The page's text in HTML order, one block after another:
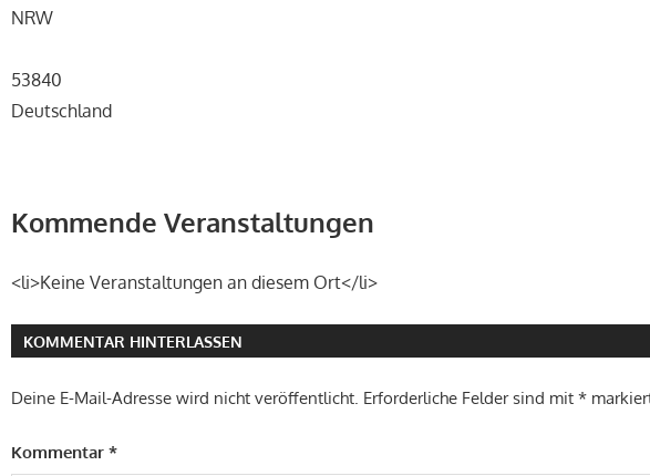
NRW
53840
Deutschland
Kommende Veranstaltungen
<li>Keine Veranstaltungen an diesem Ort</li>
KOMMENTAR HINTERLASSEN
Deine E-Mail-Adresse wird nicht veröffentlicht. Erforderliche Felder sind mit*
Kommentar*